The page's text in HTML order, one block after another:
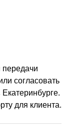
согласовать
для клиента.